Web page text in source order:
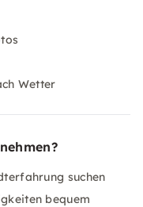
Wetter
suchen
bequem